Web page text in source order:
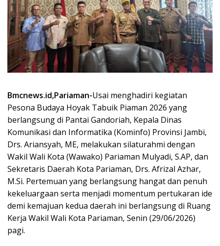
Bmcnews.id,Pariaman-Usai menghadiri kegiatan
Pesona Budaya Hoyak Tabuik Piaman 2026 yang
berlangsung di Pantai Gandoriah, Kepala Dinas
Komunikasi dan Informatika (Kominfo) Provinsi Jambi,
Drs. Ariansyah, ME, melakukan silaturahmi dengan
Wakil Wali Kota (Wawako) Pariaman Mulyadi, S.AP, dan
Sekretaris Daerah Kota Pariaman, Drs. Afrizal Azhar,
M.Si. Pertemuan yang berlangsung hangat dan penuh
kekeluargaan serta menjadi momentum pertukaran ide
demi kemajuan kedua daerah ini berlangsung di Ruang
Kerja Wakil Wali Kota Pariaman, Senin (29/06/2026)
pagi.